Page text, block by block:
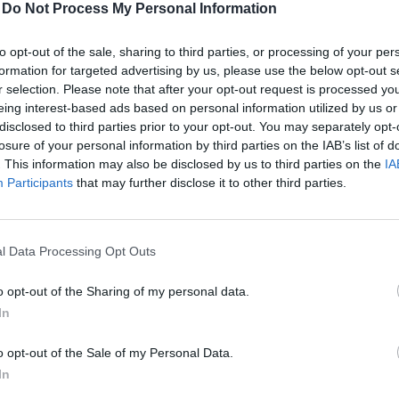
Do Not Process My Personal Information
opt-out of the sale, sharing to third parties, or processing of your
for targeted advertising by us, please use the below opt-out
selection. Please note that after your opt-out request is processed
interest-based ads based on personal information utilized by us
to third parties prior to your opt-out. You may separately
of your personal information by third parties on the IAB’s list of
This information may also be disclosed by us to third parties on the
Participants that may further disclose it to other third parties.
Data Processing Opt Outs
opt-out of the Sharing of my personal data.
opt-out of the Sale of my Personal Data.
csaknem duplájára nőtt a CSOK iránti
– tette közzé a meglepő információt a
vajon a bankszektor egészében is így van-e, és
75 milliárd forintnyi CSOK-ot vettek igénybe a
jelent a támogatás történetében. A szintén négy
falusi CSOK viszont az idei második
falusit”, így története első évében 53 milliárd
is, de egy jelentős, 40%-os éves növekedést elért a
hibrid Hitelezés 2020 konferenciánkon erről is szó lesz,
és jelentkezés A legnagyobb magyar
és nem a szerződéskötésekről szólt, ezért nem lehet